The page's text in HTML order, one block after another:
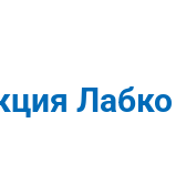
Лабко